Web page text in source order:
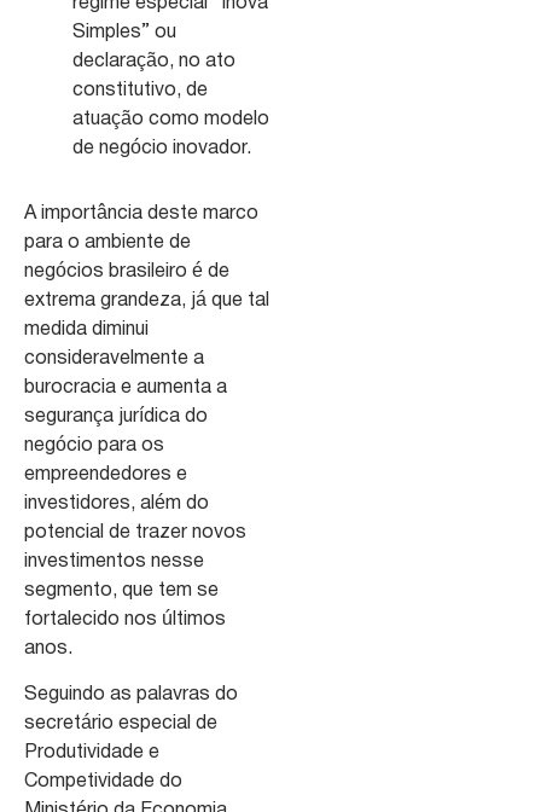
Simples” ou
declaração, no ato
constitutivo, de
atuação como modelo
de negócio inovador.
A importância deste marco
para o ambiente de
negócios brasileiro é de
extrema grandeza, já que tal
medida diminui
consideravelmente a
burocracia e aumenta a
segurança jurídica do
negócio para os
empreendedores e
investidores, além do
potencial de trazer novos
investimentos nesse
segmento, que tem se
fortalecido nos últimos
anos.
Seguindo as palavras do
secretário especial de
Produtividade e
Competividade do